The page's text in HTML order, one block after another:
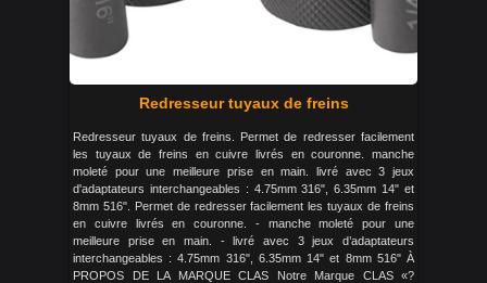
Redresseur tuyaux de freins
Redresseur tuyaux de freins. Permet de redresser facilement
les tuyaux de freins en cuivre livrés en couronne. manche
moleté pour une meilleure prise en main. livré avec 3 jeux
d'adaptateurs interchangeables : 4.75mm 316", 6.35mm 14" et
8mm 516". Permet de redresser facilement les tuyaux de freins
en cuivre livrés en couronne. - manche moleté pour une
meilleure prise en main. - livré avec 3 jeux d’adaptateurs
interchangeables : 4.75mm 316", 6.35mm 14" et 8mm 516" À
PROPOS DE LA MARQUE CLAS Notre Marque CLAS «?